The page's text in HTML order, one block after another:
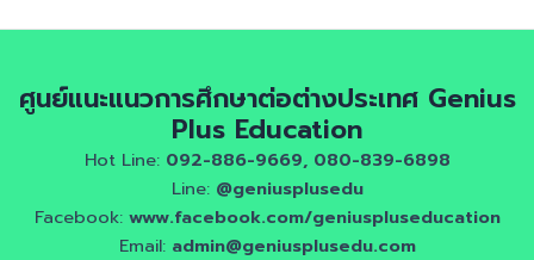
ศูนย์แนะแนวการศึกษาต่อต่างประเทศ Genius
Plus Education
Hot Line: 092-886-9669, 080-839-6898
Line: @geniusplusedu
Facebook: www.facebook.com/geniuspluseducation
Email: admin@geniusplusedu.com